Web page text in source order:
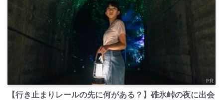
PR
【行き止まりレールの先に何がある？】碓氷峠の夜に出会